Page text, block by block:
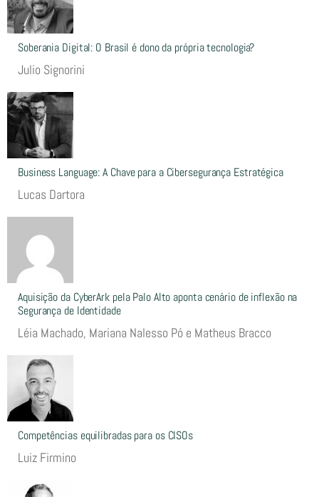
Soberania Digital: O Brasil é dono da própria tecnologia?
Julio Signorini
Business Language: A Chave para a Cibersegurança Estratégica
Lucas Dartora
Aquisição da CyberArk pela Palo Alto aponta cenário de inflexão na
Segurança de Identidade
Léia Machado, Mariana Nalesso Pó e Matheus Bracco
Competências equilibradas para os CISOs
Luiz Firmino